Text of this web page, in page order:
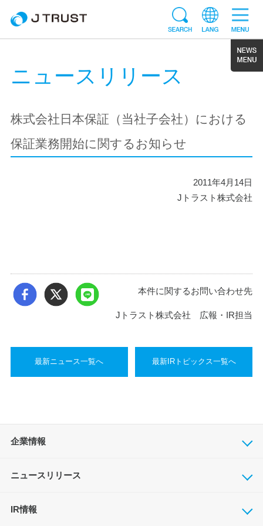
ニュースリリース
株式会社日本保証（当社子会社）における
保証業務開始に関するお知らせ
2011年4月14日
Jトラスト株式会社
本件に関するお問い合わせ先
Jトラスト株式会社 広報・IR担当
最新ニュース一覧へ 最新IRトピックス一覧へ
企業情報
ニュースリリース
IR情報